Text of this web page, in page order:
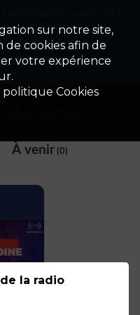
mot-clé
À venir(0)
sur notre site,
de cookies afin de
votre expérience
Cookies
l'installer.
l'application
la radio